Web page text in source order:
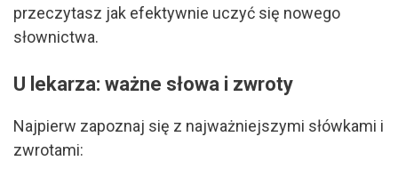
przeczytasz jak efektywnie uczyć się nowego
słownictwa.
U lekarza: ważne słowa i zwroty
Najpierw zapoznaj się z najważniejszymi słówkami i
zwrotami: